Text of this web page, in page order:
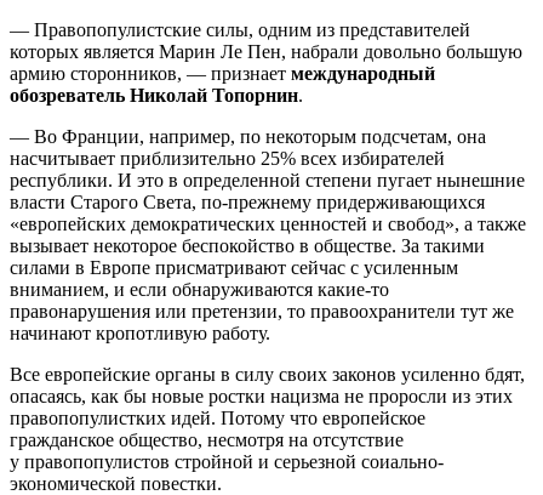
— Правопопулистские силы, одним из представителей
которых является Марин Ле Пен, набрали довольно большую
армию сторонников, — признает международный
обозреватель Николай Топорнин.
— Во Франции, например, по некоторым подсчетам, она
насчитывает приблизительно 25% всех избирателей
республики. И это в определенной степени пугает нынешние
власти Старого Света, по-прежнему придерживающихся
«европейских демократических ценностей и свобод», а также
вызывает некоторое беспокойство в обществе. За такими
силами в Европе присматривают сейчас с усиленным
вниманием, и если обнаруживаются какие-то
правонарушения или претензии, то правоохранители тут же
начинают кропотливую работу.
Все европейские органы в силу своих законов усиленно бдят,
опасаясь, как бы новые ростки нацизма не проросли из этих
правопопулистких идей. Потому что европейское
гражданское общество, несмотря на отсутствие
у правопопулистов стройной и серьезной соиально-
экономической повестки.